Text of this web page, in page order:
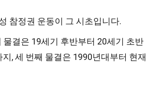
참정권 운동이 그 시초입니다.
결은 19세기 후반부터 20세기 초반
, 세 번째 물결은 1990년대부터 현재